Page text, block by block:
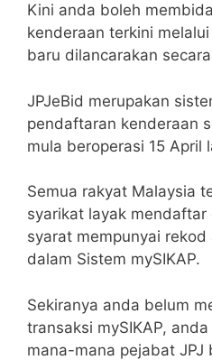
Kini anda boleh
kenderaan terkini
baru dilancarakan
JPJeBid merupakan
pendaftaran kenderaan
mula beroperasi 15 April
Semua rakyat Malaysia
syarikat layak
syarat mempunyai
dalam Sistem mySIKAP.
Sekiranya anda belum
transaksi mySIKAP,
mana-mana pejabat JPJ